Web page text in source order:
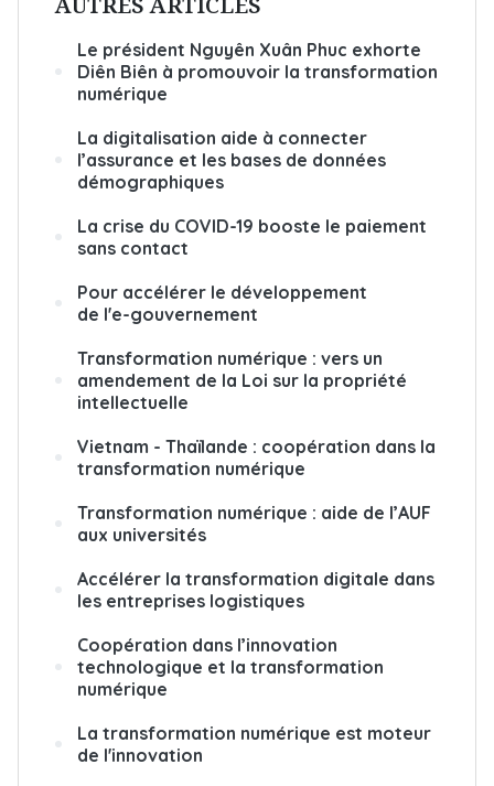
Le président Nguyên Xuân Phuc exhorte
Diên Biên à promouvoir la transformation
numérique
La digitalisation aide à connecter
l’assurance et les bases de données
démographiques
La crise du COVID-19 booste le paiement
sans contact
Pour accélérer le développement
de l'e-gouvernement
Transformation numérique : vers un
amendement de la Loi sur la propriété
intellectuelle
Vietnam - Thaïlande : coopération dans la
transformation numérique
Transformation numérique : aide de l’AUF
aux universités
Accélérer la transformation digitale dans
les entreprises logistiques
Coopération dans l’innovation
technologique et la transformation
numérique
La transformation numérique est moteur
de l'innovation